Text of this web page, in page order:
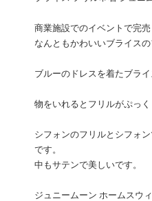
商業施設でのイベントで完売
なんともかわいいブライス
ブルーのドレスを着たブラ
物をいれるとフリルがぷっ
シフォンのフリルとシフォ
です。
中もサテンで美しいです。
ジュニームーン ホームスウ